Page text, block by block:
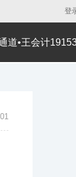
登
道•王会计